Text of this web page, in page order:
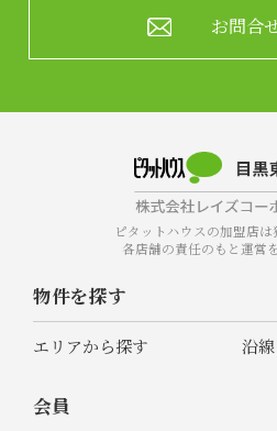
お問合
ピタットハウスの加盟店は
各店舗の責任のもと運営
物件を探す
エリアから探す 沿
会員